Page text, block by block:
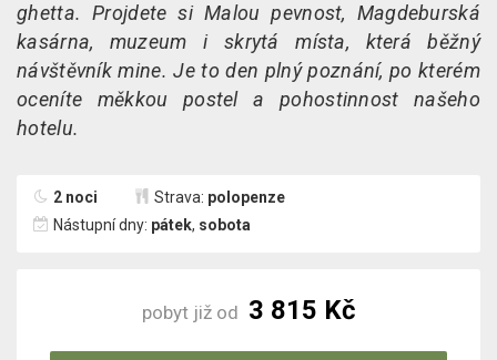
ghetta. Projdete si Malou pevnost, Magdeburská
kasárna, muzeum i skrytá místa, která běžný
návštěvník mine. Je to den plný poznání, po kterém
oceníte měkkou postel a pohostinnost našeho
hotelu.
2 noci Strava: polopenze
Nástupní dny: pátek, sobota
pobyt již od 3 815 Kč